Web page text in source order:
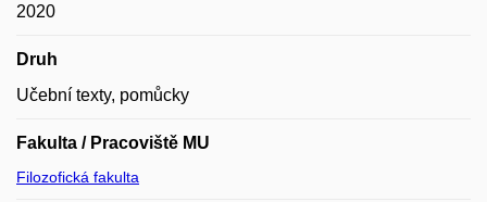
2020
Druh
Učební texty, pomůcky
Fakulta / Pracoviště MU
Filozofická fakulta